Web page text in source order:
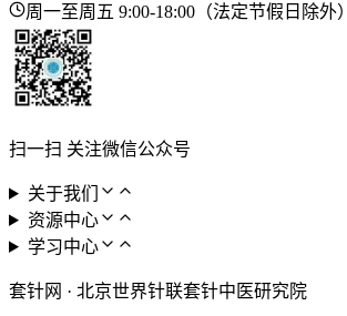
周一至周五 9:00-18:00（法定节假日除外）
扫一扫 关注微信公众号
关于我们
资源中心
学习中心
套针网 · 北京世界针联套针中医研究院